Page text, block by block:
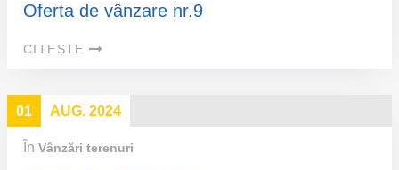
Oferta de vânzare nr.9
CITEȘTE
01 AUG. 2024
În Vânzări terenuri